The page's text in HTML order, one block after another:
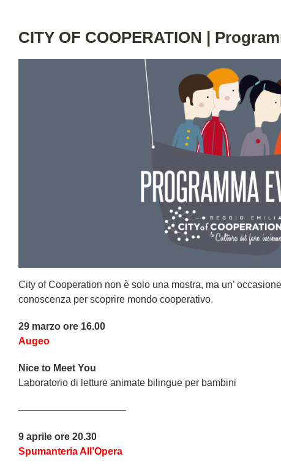
CITY OF COOPERATION |
City of Cooperation non è solo una mostra, ma un’
conoscenza per scoprire mondo cooperativo.
29 marzo ore 16.00
Augeo
Nice to Meet You
Laboratorio di letture animate bilingue per bambini
———————————
9 aprile ore 20.30
Spumanteria All’Opera